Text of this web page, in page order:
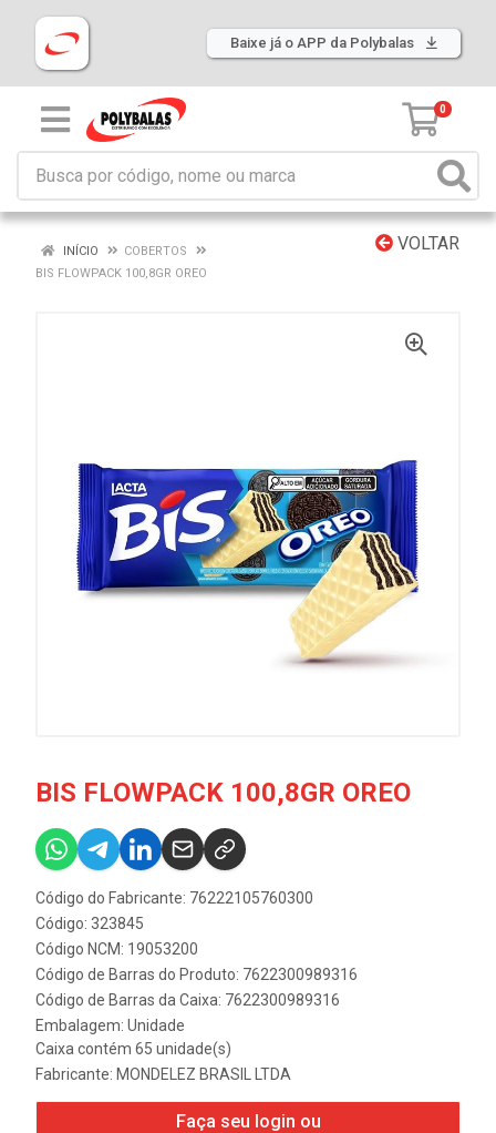
Baixe já o APP da Polybalas
0
VOLTAR
INÍCIO
COBERTOS
BIS FLOWPACK 100,8GR OREO
BIS FLOWPACK 100,8GR OREO
Código do Fabricante: 76222105760300
Código: 323845
Código NCM: 19053200
Código de Barras do Produto: 7622300989316
Código de Barras da Caixa: 7622300989316
Embalagem: Unidade
Caixa contém 65 unidade(s)
Fabricante: MONDELEZ BRASIL LTDA
Faça seu login ou